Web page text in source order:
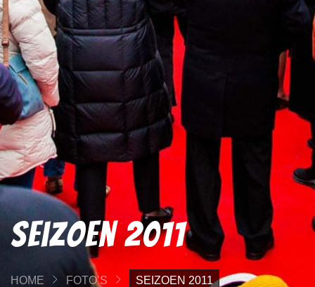
Seizoen 2011
HOME FOTO’S SEIZOEN 2011